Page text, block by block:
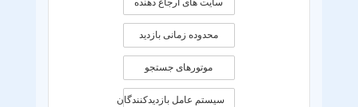
سایت های ارجاع دهنده
محدوده زمانی بازديد
موتورهای جستجو
سیستم عامل بازدیدکنندگان